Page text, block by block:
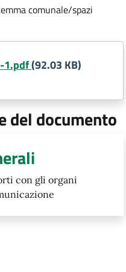
comunale/spazi
1.pdf(92.03 KB)
del documento
con gli organi